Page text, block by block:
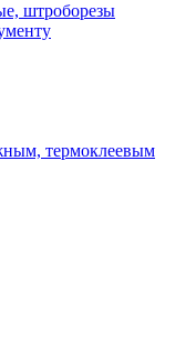
штроборезы
термоклеевым